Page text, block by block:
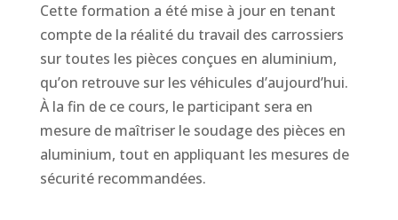
Cette formation a été mise à jour en tenant
compte de la réalité du travail des carrossiers
sur toutes les pièces conçues en aluminium,
qu’on retrouve sur les véhicules d’aujourd’hui.
À la fin de ce cours, le participant sera en
mesure de maîtriser le soudage des pièces en
aluminium, tout en appliquant les mesures de
sécurité recommandées.